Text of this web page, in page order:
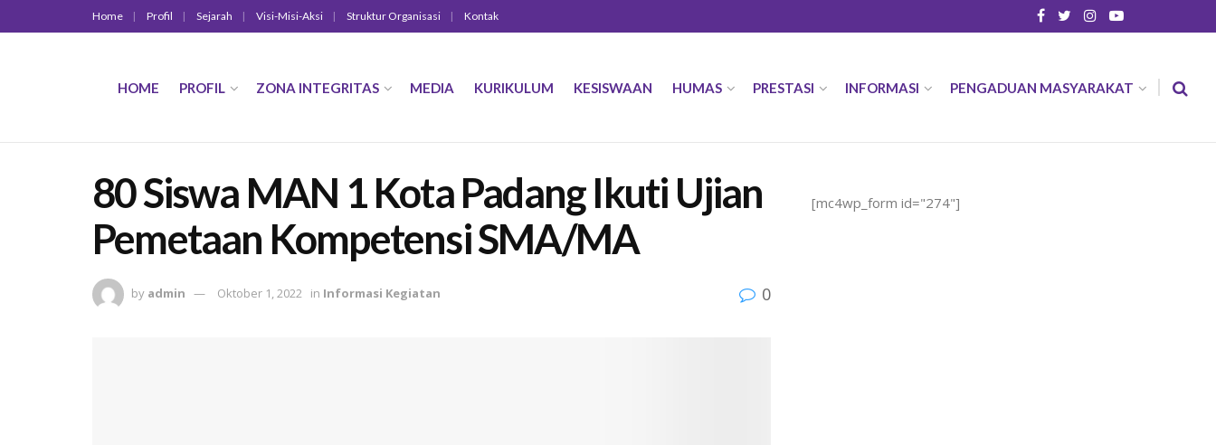
Home Profil Sejarah Visi-Misi-Aksi Struktur Organisasi Kontak
HOME PROFIL ZONA INTEGRITAS MEDIA KURIKULUM KESISWAAN HUMAS PRESTASI INFORMASI PENGADUAN MASYARAKAT
80 Siswa MAN 1 Kota Padang Ikuti Ujian
Pemetaan Kompetensi SMA/MA
by admin Oktober 1, 2022 in Informasi Kegiatan 0
[mc4wp_form id="274"]